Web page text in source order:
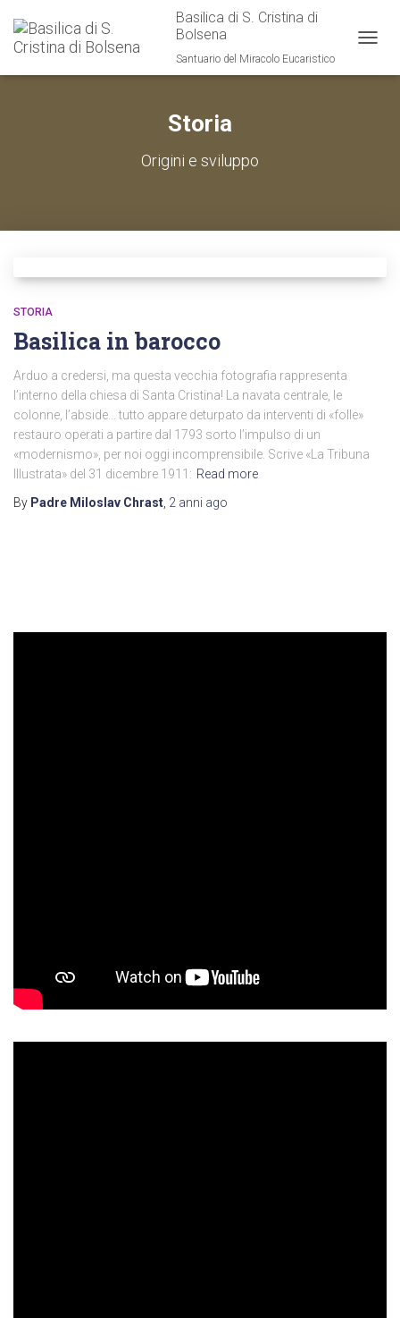
Basilica di S. Cristina di
Bolsena
Santuario del Miracolo Eucaristico
Storia
Origini e sviluppo
STORIA
Basilica in barocco
Arduo a credersi, ma questa vecchia fotografia rappresenta
l’interno della chiesa di Santa Cristina! La navata centrale, le
colonne, l’abside… tutto appare deturpato da interventi di «folle»
restauro operati a partire dal 1793 sorto l’impulso di un
«modernismo», per noi oggi incomprensibile. Scrive «La Tribuna
Illustrata» del 31 dicembre 1911: Read more
By Padre Miloslav Chrast 2 anni ago